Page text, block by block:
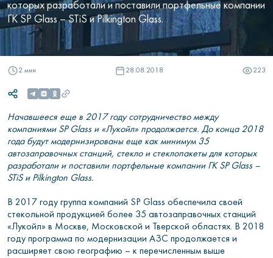
которых разработали и поставили портфельные компании
ГК SP Glass – STiS и Pilkington Glass.
2 мин 28.08.2018 223
Начавшееся еще в 2017 году сотрудничество между
компаниями SP Glass и «Лукойл» продолжается. До конца 2018
года будут модернизированы еще как минимум 35
автозаправочных станций, стекло и стеклопакеты для которых
разработали и поставили портфельные компании ГК SP Glass –
STiS и Pilkington Glass.
В 2017 году группа компаний SP Glass обеспечила своей
стекольной продукцией более 35 автозаправочных станций
«Лукойл» в Москве, Московской и Тверской областях. В 2018
году программа по модернизации АЗС продолжается и
расширяет свою географию – к перечисленным выше